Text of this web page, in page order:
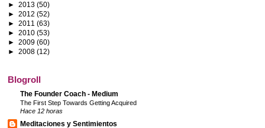
► 2013 (50)
► 2012 (52)
► 2011 (63)
► 2010 (53)
► 2009 (60)
► 2008 (12)
Blogroll
The Founder Coach - Medium
The First Step Towards Getting Acquired
Hace 12 horas
Meditaciones y Sentimientos